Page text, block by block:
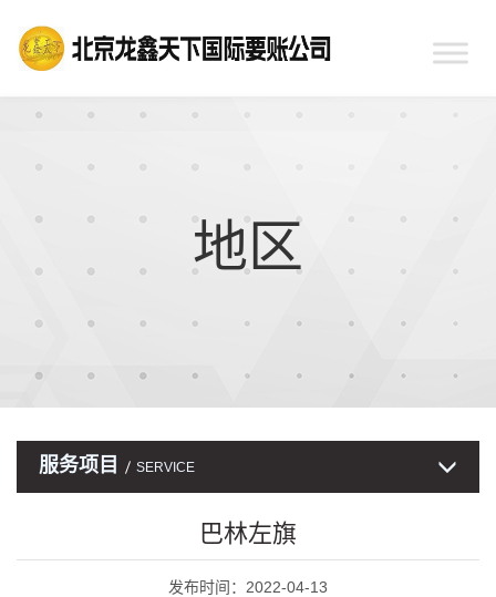
地区
服务项目 SERVICE
巴林左旗
发布时间：2022-04-13